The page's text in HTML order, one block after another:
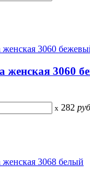
женская 3060
x 282 руб